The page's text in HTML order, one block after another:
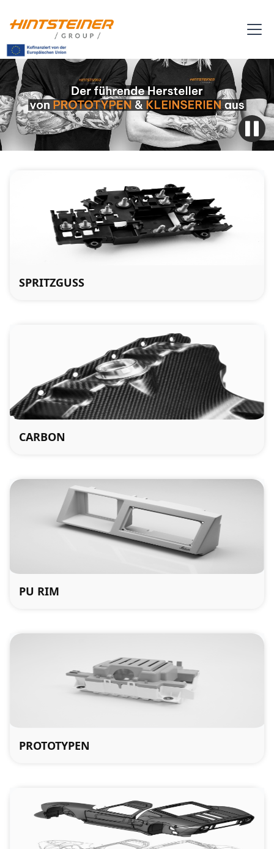
SPRITZGUSS
CARBON
PU RIM
PROTOTYPEN